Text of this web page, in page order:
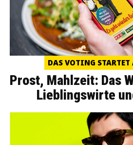
DAS VOTING
Prost, Mahlzeit: Das
Lieblingswirte